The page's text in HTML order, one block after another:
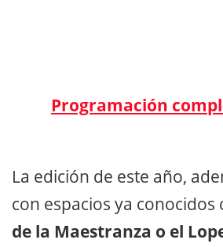
Programación
La edición de este año,
con espacios ya conocidos
de la Maestranza o el